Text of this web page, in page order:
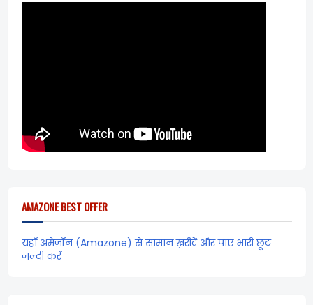
AMAZONE BEST OFFER
यहाँ अमेज़ॉन (Amazone) से सामान ख़रीदें और पाए भारी छूट
जल्दी करें